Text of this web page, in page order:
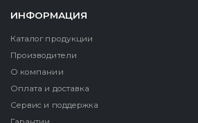
ИНФОРМАЦИЯ
Каталог продукции
Производители
О компании
Оплата и доставка
Сервис и поддержка